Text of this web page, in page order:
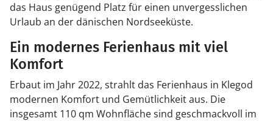
das Haus genügend Platz für einen unvergesslichen
Urlaub an der dänischen Nordseeküste.
Ein modernes Ferienhaus mit viel
Komfort
Erbaut im Jahr 2022, strahlt das Ferienhaus in Klegod
modernen Komfort und Gemütlichkeit aus. Die
insgesamt 110 qm Wohnfläche sind geschmackvoll im